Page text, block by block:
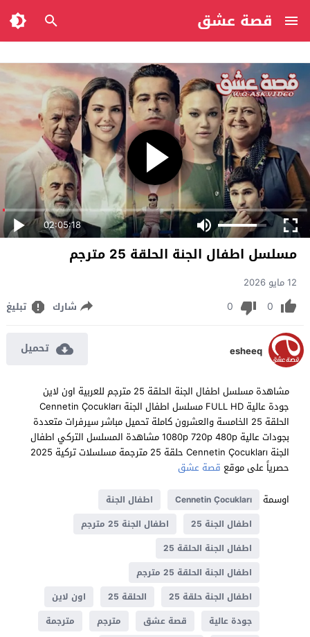
قصة عشق
02:05:18
مسلسل اطفال الجنة الحلقة 25 مترجم
12 مايو 2026
0
0 شارك تبليغ
esheeq تحميل
مشاهدة مسلسل اطفال الجنة الحلقة 25 مترجم للعربية اون لاين
جودة عالية FULL HD مسلسل اطفال الجنة Cennetin Çocukları
الحلقة 25 الخامسة والعشرون كاملة تحميل مباشر سيرفرات متعددة
بجودات عالية 1080p 720p 480p مشاهدة المسلسل التركي اطفال
الجنة Cennetin Çocukları حلقة 25 مترجمة مسلسلات تركية 2025
حصرياً على موقع قصة عشق
اوسمة
Cennetin Çocukları
اطفال الجنة
اطفال الجنة 25
اطفال الجنة 25 مترجم
اطفال الجنة الحلقة 25
اطفال الجنة الحلقة 25 مترجم
اطفال الجنة حلقة 25
الحلقة 25
اون لاين
جودة عالية
قصة عشق مترجم
مترجمة